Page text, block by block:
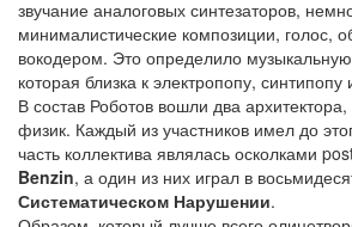
звучание аналоговых синтезаторов,
минималистические композиции, голос,
вокодером. Это определило музыкальную
которая близка к электропопу, синтипопу
В состав Роботов вошли два
физик. Каждый из участников имел до
часть коллектива являлась осколками
Benzin, а один из них играл в
Систематическом Нарушении.